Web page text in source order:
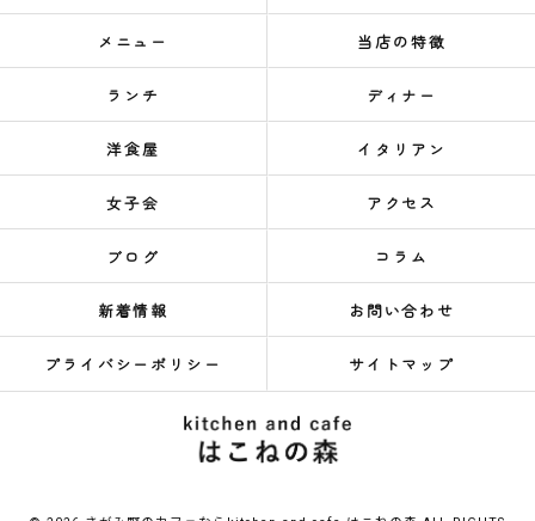
メニュー 当店の特徴
ランチ ディナー
洋食屋 イタリアン
女子会 アクセス
ブログ コラム
新着情報 お問い合わせ
プライバシーポリシー サイトマップ